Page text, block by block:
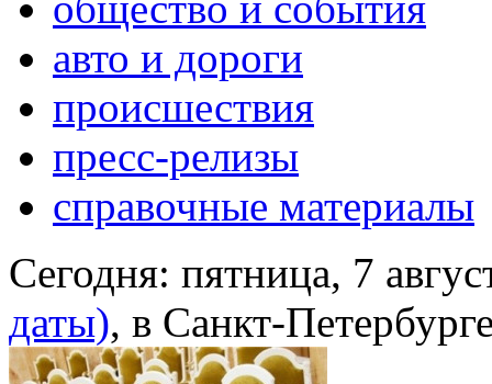
авто и дороги
происшествия
пресс-релизы
справочные материалы
Сегодня: пятница, 7
даты), в Санкт-